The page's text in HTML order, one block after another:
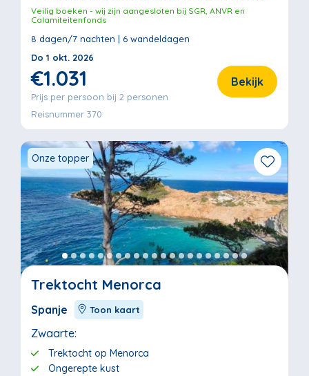
Veilig boeken - wij zijn aangesloten bij SGR, ANVR en
Calamiteitenfonds
8 dagen/7 nachten | 6 wandeldagen
Do 1 okt. 2026
€1.031
Prijs per persoon bij 2 personen
Bekijk
Reisnummer 370
Onze topper
Trektocht Menorca
Spanje Toon kaart
Zwaarte:
Trektocht op Menorca
Ongerepte kust